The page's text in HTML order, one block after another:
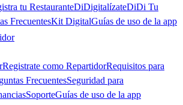
tu RestauranteDiDigitalízateDiDi Tu
FrecuentesKit DigitalGuías de uso de la app
Registrate como RepartidorRequisitos para
FrecuentesSeguridad para
SoporteGuías de uso de la app